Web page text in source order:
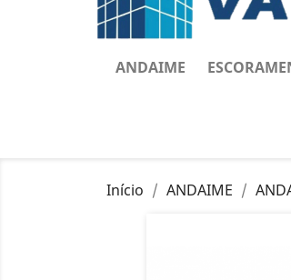
ANDAIME
Início ANDAIME